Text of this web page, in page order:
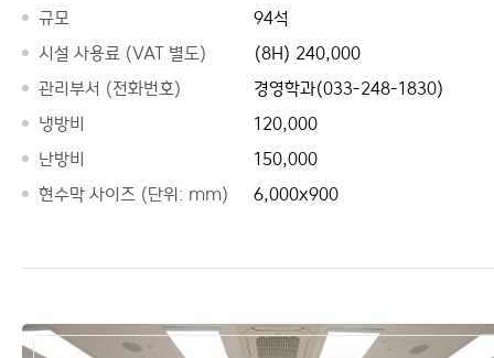
규모
94석
시설 사용료 (VAT 별도)
(8H) 240,000
관리부서 (전화번호)
경영학과(033-248-1830)
냉방비
120,000
난방비
150,000
현수막 사이즈 (단위: mm)
6,000x900